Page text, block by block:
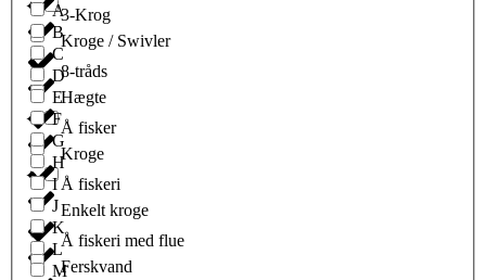
Kroge / Swivler
Hægte
Kroge
Enkelt kroge
Ferskvand
3-Krog
8-tråds
Å fisker
Å fiskeri
Å fiskeri med flue
A
B
C
D
E
F
G
H
I
J
K
L
M